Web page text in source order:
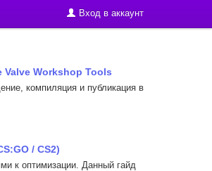
Вход в аккаунт
Valve Workshop Tools
компиляция и публикация в
/ CS2)
к оптимизации. Данный гайд